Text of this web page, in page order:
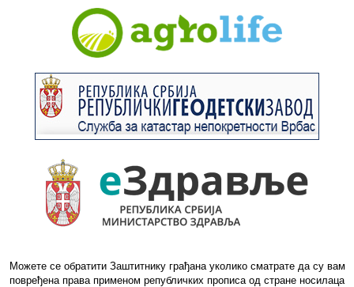
Можете се обратити Заштитнику грађана уколико сматрате да су вам
повређена права применом републичких прописа од стране носилаца